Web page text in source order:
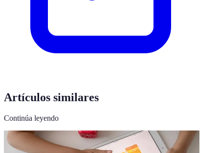
Artículos similares
Continúa leyendo